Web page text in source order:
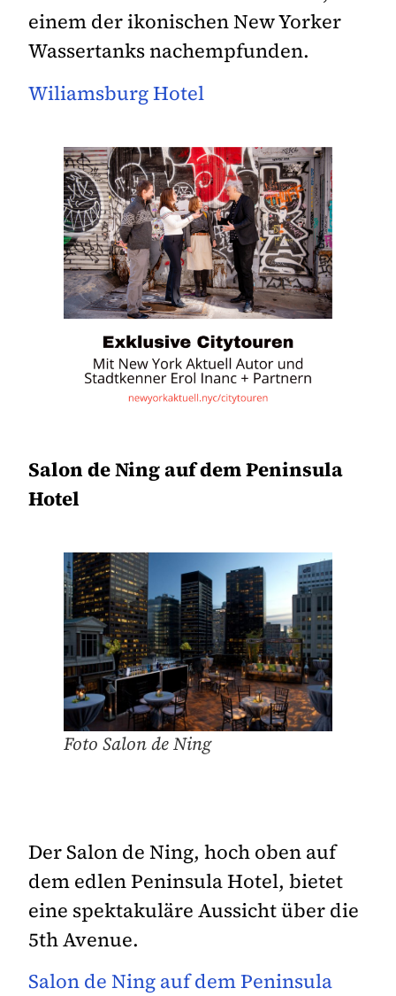
einem der ikonischen New Yorker
Wassertanks nachempfunden.
Wiliamsburg Hotel
Salon de Ning auf dem Peninsula
Hotel
Foto Salon de Ning
Der Salon de Ning, hoch oben auf
dem edlen Peninsula Hotel, bietet
eine spektakuläre Aussicht über die
5th Avenue.
Salon de Ning auf dem Peninsula